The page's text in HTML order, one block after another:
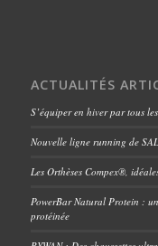
ACTUALITÉS
S’équiper en hiver par tous
Nouvelle ligne running de
Les Orthèses Compex®,
PowerBar Natural Protein :
protéinée